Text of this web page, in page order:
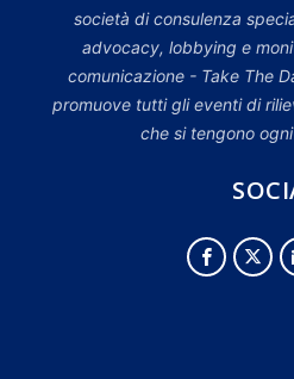
società di consulenza
advocacy, lobbying e
comunicazione - Take The
promuove tutti gli eventi di
che si tengono